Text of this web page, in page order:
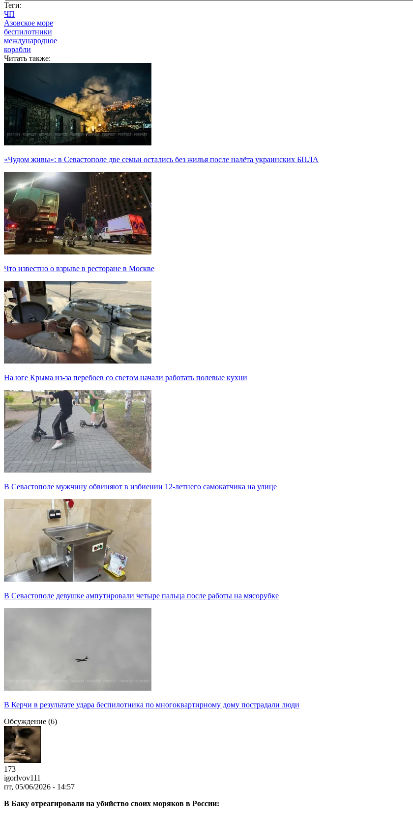
Теги:
ЧП
Азовское море
беспилотники
международное
корабли
Читать также:
«Чудом живы»: в Севастополе две семьи остались без жилья после налёта украинских БПЛА
Что известно о взрыве в ресторане в Москве
На юге Крыма из-за перебоев со светом начали работать полевые кухни
В Севастополе мужчину обвиняют в избиении 12-летнего самокатчика на улице
В Севастополе девушке ампутировали четыре пальца после работы на мясорубке
В Керчи в результате удара беспилотника по многоквартирному дому пострадали люди
Обсуждение (6)
173
igorlvov111
пт, 05/06/2026 - 14:57
В Баку отреагировали на убийство своих моряков в России: